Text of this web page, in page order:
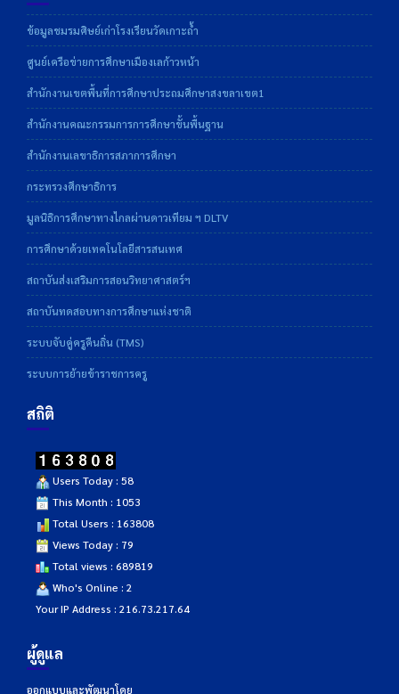
ข้อมูลชมรมศิษย์เก่าโรงเรียนวัดเกาะถ้ำ
ศูนย์เครือข่ายการศึกษาเมืองเลก้าวหน้า
สำนักงานเขตพื้นที่การศึกษาประถมศึกษาสงขลาเขต1
สำนักงานคณะกรรมการการศึกษาขั้นพื้นฐาน
สำนักงานเลขาธิการสภาการศึกษา
กระทรวงศึกษาธิการ
มูลนิธิการศึกษาทางไกลผ่านดาวเทียม ฯ DLTV
การศึกษาด้วยเทคโนโลยีสารสนเทศ
สถาบันส่งเสริมการสอนวิทยาศาสตร์ฯ
สถาบันทดสอบทางการศึกษาแห่งชาติ
ระบบจับคู่ครูคืนถิ่น (TMS)
ระบบการย้ายข้าราชการครู
สถิติ
Users Today : 58
This Month : 1053
Total Users : 163808
Views Today : 79
Total views : 689819
Who's Online : 2
Your IP Address : 216.73.217.64
ผู้ดูแล
ออกแบบและพัฒนาโดย